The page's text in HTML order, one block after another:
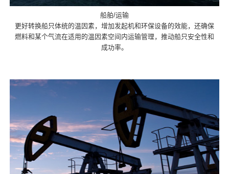
船舶/运输
更好转换船只体统的温因素，增加发起机和环保设备的效能，还确保
燃料和某个气流在适用的温因素空间内运输管理，推动船只安全性和
成功率。